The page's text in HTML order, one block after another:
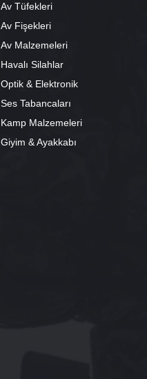
Av Tüfekleri
Av Fişekleri
Av Malzemeleri
Havalı Silahlar
Optik & Elektronik
Ses Tabancaları
Kamp Malzemeleri
Giyim & Ayakkabı